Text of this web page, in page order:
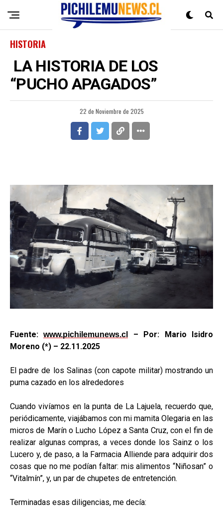
HISTORIA
LA HISTORIA DE LOS
“PUCHO APAGADOS”
22 de Noviembre de 2025
Fuente:www.pichilemunews.cl
– Por: Mario Isidro
Moreno (*) – 22.11.2025
El padre de los Salinas (con capote militar) mostrando un
puma cazado en los alrededores
Cuando vivíamos en la punta de La Lajuela, recuerdo que,
periódicamente, viajábamos con mi mamita Olegaria en las
micros de Marín o Lucho López a Santa Cruz, con el fin de
realizar algunas compras, a veces donde los Sainz o los
Lucero y, de paso, a la Farmacia Alliende para adquirir dos
cosas que no me podían faltar: mis alimentos “Niñosan” o
“Vitalmín”, y, un par de chupetes de entretención.
Terminadas esas diligencias, me decía: